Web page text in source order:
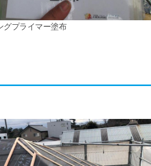
グプライマー塗布